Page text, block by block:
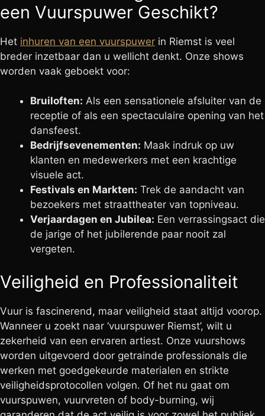
een Vuurspuwer Geschikt?
Het inhuren van een vuurspuwer in Riemst is veel
breder inzetbaar dan u wellicht denkt. Onze shows
worden vaak geboekt voor:
Bruiloften: Als een sensationele afsluiter van de
receptie of als een spectaculaire opening van het
dansfeest.
Bedrijfsevenementen: Maak indruk op uw
klanten en medewerkers met een krachtige
visuele act.
Festivals en Markten: Trek de aandacht van
bezoekers met straattheater van topniveau.
Verjaardagen en Jubilea: Een verrassingsact die
de jarige of het jubilerende paar nooit zal
vergeten.
Veiligheid en Professionaliteit
Vuur is fascinerend, maar veiligheid staat altijd voorop.
Wanneer u zoekt naar ‘vuurspuwer Riemst’, wilt u
zekerheid van een ervaren artiest. Onze vuurshows
worden uitgevoerd door getrainde professionals die
werken met goedgekeurde materialen en strikte
veiligheidsprotocollen volgen. Of het nu gaat om
vuurspuwen, vuurvreten of body-burning, wij